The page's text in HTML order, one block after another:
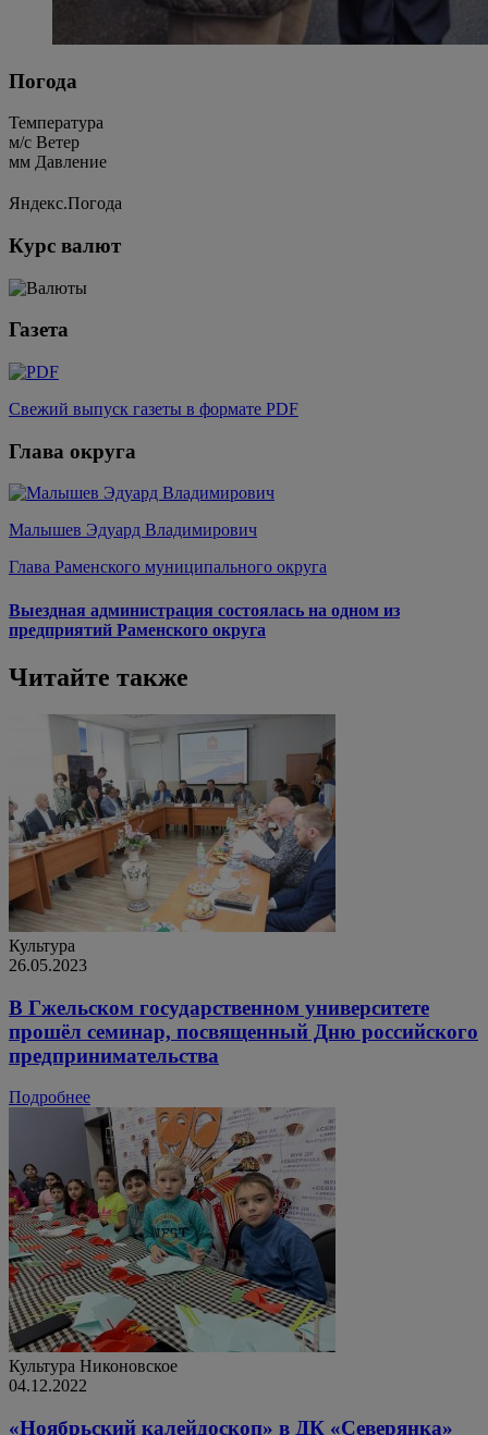
Погода
Температура
м/c Ветер
мм Давление
Яндекс.Погода
Курс валют
Газета
Свежий выпуск газеты в формате PDF
Глава округа
Малышев Эдуард Владимирович
Глава Раменского муниципального округа
Выездная администрация состоялась на одном из
предприятий Раменского округа
Читайте также
Культура
26.05.2023
В Гжельском государственном университете
прошёл семинар, посвященный Дню российского
предпринимательства
Подробнее
Культура Никоновское
04.12.2022
«Ноябрьский калейдоскоп» в ДК «Северянка»